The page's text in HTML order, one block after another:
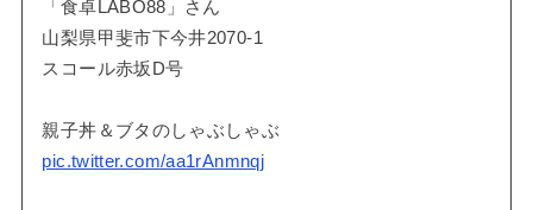
「食卓LABO88」さん
山梨県甲斐市下今井2070-1
スコール赤坂D号
親子丼＆ブタのしゃぶしゃぶ
pic.twitter.com/aa1rAnmnqj